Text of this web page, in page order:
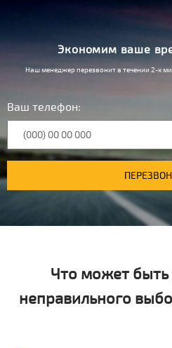
Экономим ваше
Наш менеджер перезвонит в течении 2-х
Ваш телефон:
Что может быть
неправильного